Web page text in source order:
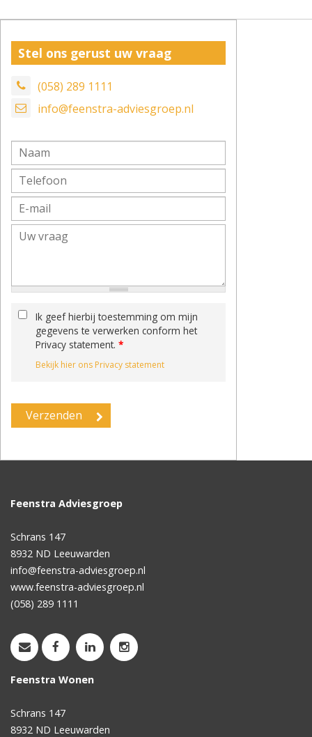
Stel ons gerust uw vraag
(058) 289 1111
info@feenstra-adviesgroep.nl
Ik geef hierbij toestemming om mijn
gegevens te verwerken conform het
Privacy statement. *
Bekijk hier ons Privacy statement
Feenstra Adviesgroep
Schrans 147
8932 ND Leeuwarden
info@feenstra-adviesgroep.nl
www.feenstra-adviesgroep.nl
(058) 289 1111
Feenstra Wonen
Schrans 147
8932 ND Leeuwarden